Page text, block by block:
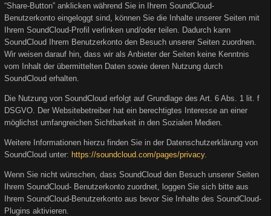
“Share-Button” anklicken während Sie in Ihrem SoundCloud-
Benutzerkonto eingeloggt sind, können Sie die Inhalte unserer Seiten mit
Ihrem SoundCloud-Profil verlinken und/oder teilen. Dadurch kann
SoundCloud Ihrem Benutzerkonto den Besuch unserer Seiten zuordnen.
Wir weisen darauf hin, dass wir als Anbieter der Seiten keine Kenntnis
vom Inhalt der übermittelten Daten sowie deren Nutzung durch
SoundCloud erhalten.
Die Nutzung von SoundCloud erfolgt auf Grundlage des Art. 6 Abs. 1 lit. f
DSGVO. Der Websitebetreiber hat ein berechtigtes Interesse an einer
möglichst umfangreichen Sichtbarkeit in den Sozialen Medien.
Weitere Informationen hierzu finden Sie in der Datenschutzerklärung von
SoundCloud unter: https://soundcloud.com/pages/privacy.
Wenn Sie nicht wünschen, dass SoundCloud den Besuch unserer Seiten
Ihrem SoundCloud- Benutzerkonto zuordnet, loggen Sie sich bitte aus
Ihrem SoundCloud-Benutzerkonto aus bevor Sie Inhalte des SoundCloud-
Plugins aktivieren.